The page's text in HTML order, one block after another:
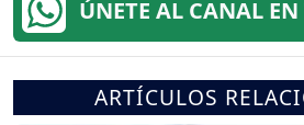
ÚNETE AL CANAL
ARTÍCULOS